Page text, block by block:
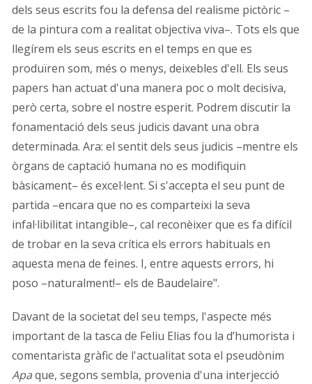
dels seus escrits fou la defensa del realisme pictòric –
de la pintura com a realitat objectiva viva–. Tots els que
llegírem els seus escrits en el temps en que es
produïren som, més o menys, deixebles d'ell. Els seus
papers han actuat d'una manera poc o molt decisiva,
però certa, sobre el nostre esperit. Podrem discutir la
fonamentació dels seus judicis davant una obra
determinada. Ara: el sentit dels seus judicis –mentre els
òrgans de captació humana no es modifiquin
bàsicament– és excel·lent. Si s'accepta el seu punt de
partida –encara que no es comparteixi la seva
infal·libilitat intangible–, cal reconèixer que es fa difícil
de trobar en la seva crítica els errors habituals en
aquesta mena de feines. I, entre aquests errors, hi
poso –naturalment!– els de Baudelaire".
Davant de la societat del seu temps, l'aspecte més
important de la tasca de Feliu Elias fou la d’humorista i
comentarista gràfic de l'actualitat sota el pseudònim
Apaque, segons sembla, provenia d'una interjecció